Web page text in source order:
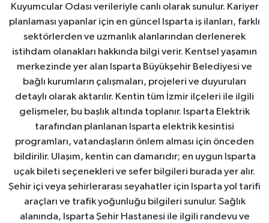
Kuyumcular Odası verileriyle canlı olarak sunulur. Kariyer
planlaması yapanlar için en güncel Isparta iş ilanları, farklı
sektörlerden ve uzmanlık alanlarından derlenerek
istihdam olanakları hakkında bilgi verir. Kentsel yaşamın
merkezinde yer alan Isparta Büyükşehir Belediyesi ve
bağlı kurumların çalışmaları, projeleri ve duyuruları
detaylı olarak aktarılır. Kentin tüm İzmir ilçeleri ile ilgili
gelişmeler, bu başlık altında toplanır. Isparta Elektrik
tarafından planlanan Isparta elektrik kesintisi
programları, vatandaşların önlem alması için önceden
bildirilir. Ulaşım, kentin can damarıdır; en uygun Isparta
uçak bileti seçenekleri ve sefer bilgileri burada yer alır.
Şehir içi veya şehirlerarası seyahatler için Isparta yol tarifi
araçları ve trafik yoğunluğu bilgileri sunulur. Sağlık
alanında, Isparta Şehir Hastanesi ile ilgili randevu ve